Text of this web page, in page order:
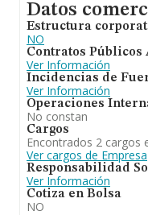
Datos
Estructura
NO
Contratos Públicos
Ver Información
Incidencias de
Ver Información
Operaciones
No constan
Cargos
Encontrados 2 cargos
Ver cargos de Empresa
Responsabilidad
Ver Información
Cotiza en Bolsa
NO